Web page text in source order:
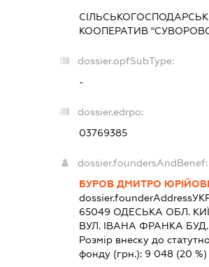
КООПЕРАТИВ
dossier.opfSubType:
-
dossier.edrpo:
03769385
dossier.foundersAndBenef:
БУРОВ ДМИТРО
dossier.founderAddress
65049 ОДЕСЬКА ОБЛ.
ВУЛ. ІВАНА ФРАНКА БУД.
Розмір внеску до
фонду (грн.): 9 048(20 %)